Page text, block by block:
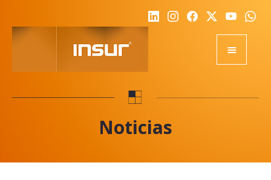
Noticias